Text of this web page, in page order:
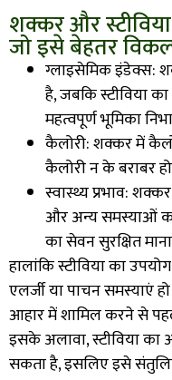
शक्कर और
जो इसे बेहतर
ग्लाइसेमिक इंडेक्स:
है,जबकि स्टीविया
महत्वपूर्ण भूमिका
कैलोरी: शक्कर में
कैलोरी न के बराबर
स्वास्थ्य प्रभाव:
और अन्य समस्याओं
का सेवन सुरक्षित
हालांकि स्टीविया का
एलर्जी या पाचन समस्याएं
आहार में शामिल करने से
इसके अलावा,स्टीविया
सकता है,इसलिए इसे संतुलित